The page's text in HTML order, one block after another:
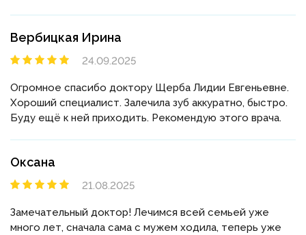
Вербицкая Ирина
24.09.2025
Огромное спасибо доктору Щерба Лидии Евгеньевне.
Хороший специалист. Залечила зуб аккуратно, быстро.
Буду ещё к ней приходить. Рекомендую этого врача.
Оксана
21.08.2025
Замечательный доктор! Лечимся всей семьей уже
много лет, сначала сама с мужем ходила, теперь уже